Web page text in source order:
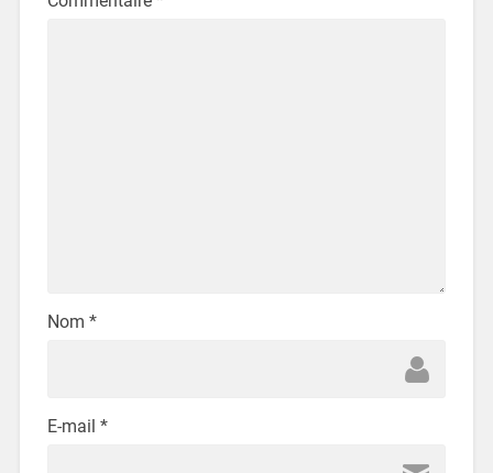
Nom *
E-mail *